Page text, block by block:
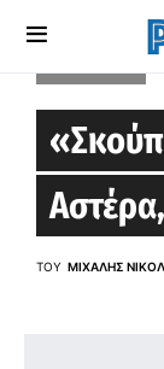
ΤΟΥ ΜΙΧΆΛΗΣ